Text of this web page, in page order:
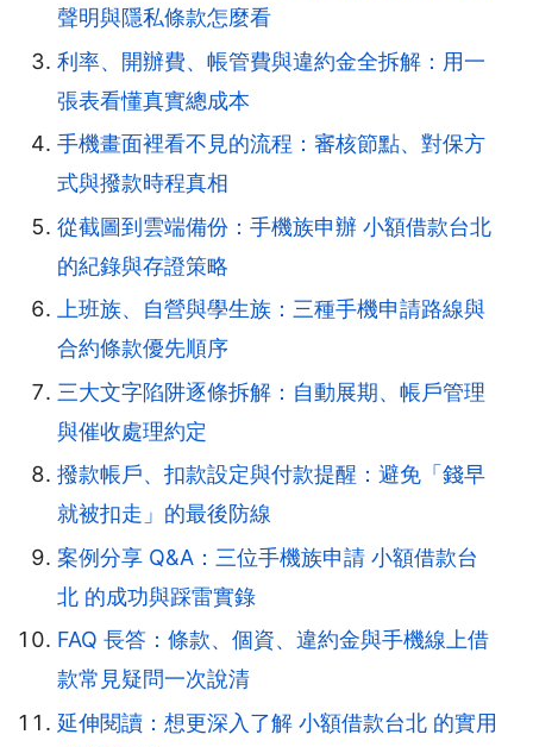
聲明與隱私條款怎麼看
利率、開辦費、帳管費與違約金全拆解：用一
張表看懂真實總成本
手機畫面裡看不見的流程：審核節點、對保方
式與撥款時程真相
從截圖到雲端備份：手機族申辦 小額借款台北
的紀錄與存證策略
上班族、自營與學生族：三種手機申請路線與
合約條款優先順序
三大文字陷阱逐條拆解：自動展期、帳戶管理
與催收處理約定
撥款帳戶、扣款設定與付款提醒：避免「錢早
就被扣走」的最後防線
案例分享 Q&A：三位手機族申請 小額借款台
北 的成功與踩雷實錄
FAQ 長答：條款、個資、違約金與手機線上借
款常見疑問一次說清
延伸閱讀：想更深入了解 小額借款台北 的實用